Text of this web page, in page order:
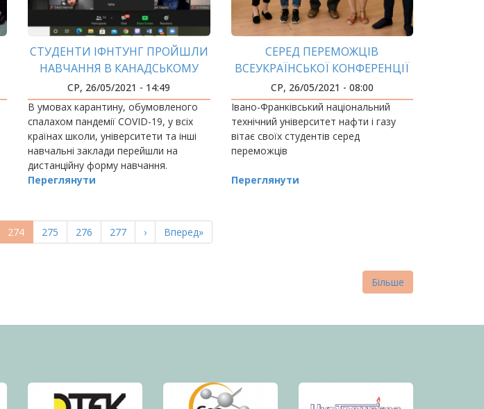
СТУДЕНТИ ІФНТУНГ ПРОЙШЛИ
НАВЧАННЯ В КАНАДСЬКОМУ
УНІВЕРСИТЕТІ
СР, 26/05/2021 - 14:49
В умовах карантину, обумовленого
спалахом пандемії COVID-19, у всіх
країнах школи, університети та інші
навчальні заклади перейшли на
дистанційну форму навчання.
Переглянути
СЕРЕД ПЕРЕМОЖЦІВ
ВСЕУКРАЇНСЬКОЇ КОНФЕРЕНЦІЇ
«УКРАЇНА У СУЧАСНОМУ
ГЕОПОЛІТИЧНОМУ ПРОСТОРІ:
ПОГЛЯД МОЛОДІ» – СТУДЕНТИ
ІФНТУНГ
СР, 26/05/2021 - 08:00
Івано-Франківський національний
технічний університет нафти і газу
вітає своїх студентів серед
переможців
Переглянути
Поточна
сторінка
274 Page
275 Page
276 Page
277
Наступна
сторінка
›
Остання
сторінка
Вперед»
Більше